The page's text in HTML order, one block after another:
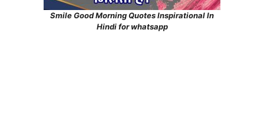
Smile Good Morning Quotes Inspirational In
Hindi for whatsapp